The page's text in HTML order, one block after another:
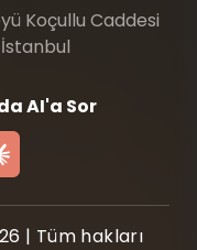
Koçullu Caddesi
AI'a Sor
| Tüm hakları